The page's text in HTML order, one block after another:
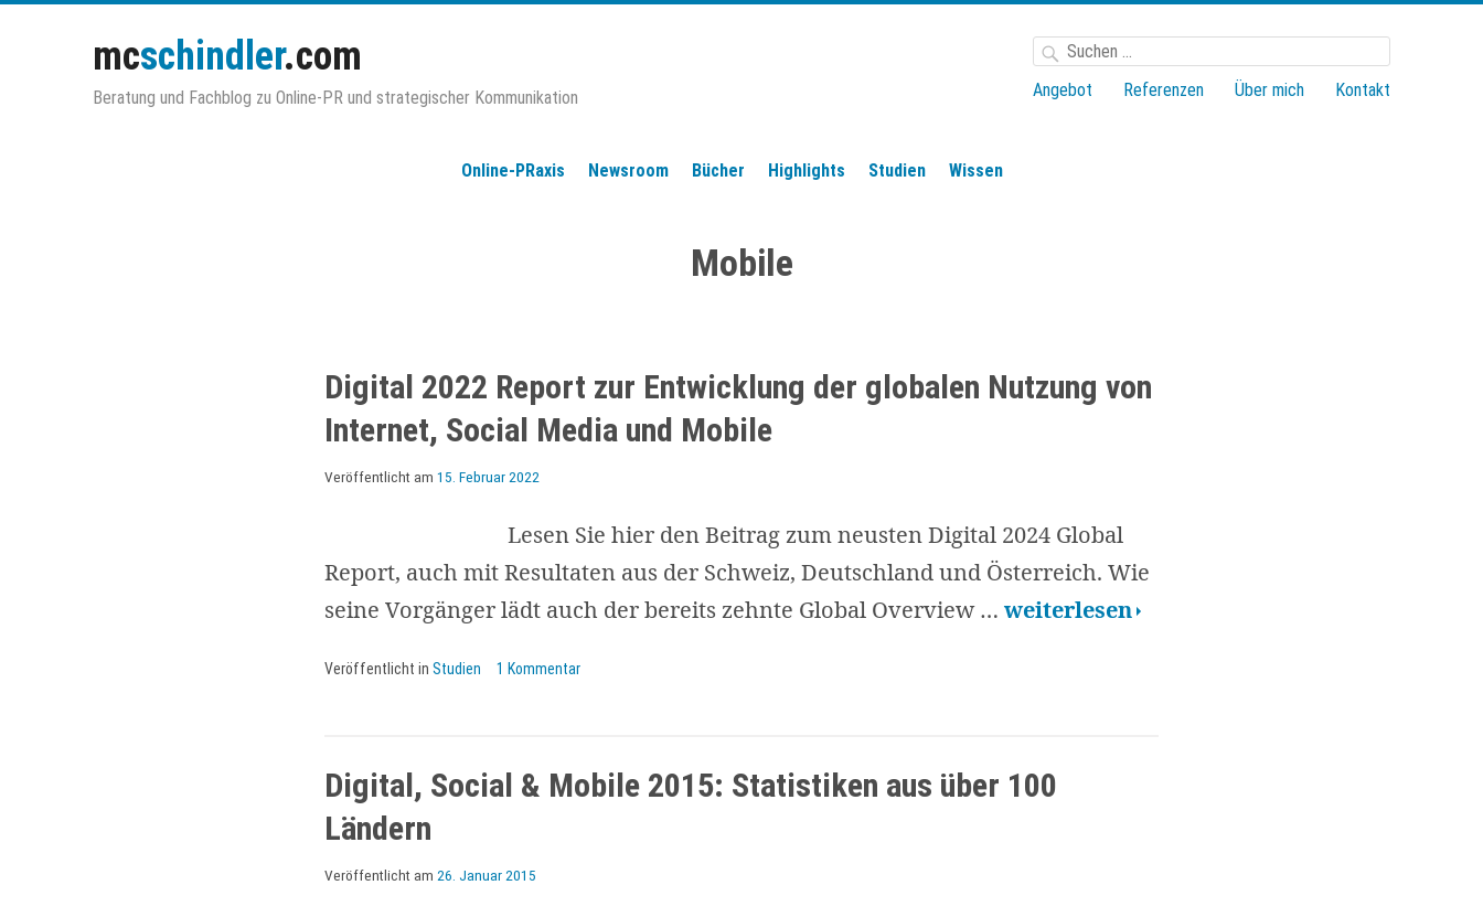
mcschindler.com
Beratung und Fachblog zu Online-PR und strategischer Kommunikation
Suchen
Angebot Referenzen Über mich Kontakt
Online-PRaxis Newsroom Bücher Highlights Studien Wissen
Mobile
Digital 2022 Report zur Entwicklung der globalen Nutzung von
Internet, Social Media und Mobile
Veröffentlicht am 15. Februar 2022
Lesen Sie hier den Beitrag zum neusten Digital 2024 Global
Report, auch mit Resultaten aus der Schweiz, Deutschland und Österreich. Wie
seine Vorgänger lädt auch der bereits zehnte Global Overview … Digital
der
weiterlesen
Veröffentlicht in Studien 1 Kommentar
Digital, Social & Mobile 2015: Statistiken aus über 100
Ländern
Veröffentlicht am 26. Januar 2015